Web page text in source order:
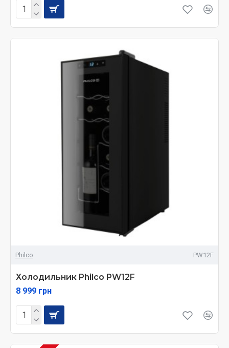
Philco PW12F
Холодильник Philco PW12F
8 999 грн